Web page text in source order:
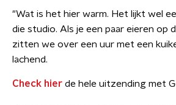
"Wat is het hier warm. Het lijkt wel
die studio. Als je een paar eieren op
zitten we over een uur met een
lachend.
Check hier de hele uitzending met